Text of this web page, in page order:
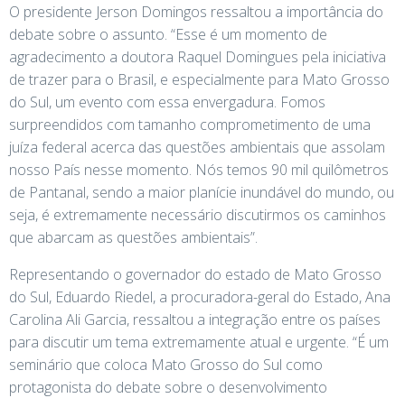
O presidente Jerson Domingos ressaltou a importância do
debate sobre o assunto. “Esse é um momento de
agradecimento a doutora Raquel Domingues pela iniciativa
de trazer para o Brasil, e especialmente para Mato Grosso
do Sul, um evento com essa envergadura. Fomos
surpreendidos com tamanho comprometimento de uma
juíza federal acerca das questões ambientais que assolam
nosso País nesse momento. Nós temos 90 mil quilômetros
de Pantanal, sendo a maior planície inundável do mundo, ou
seja, é extremamente necessário discutirmos os caminhos
que abarcam as questões ambientais”.
Representando o governador do estado de Mato Grosso
do Sul, Eduardo Riedel, a procuradora-geral do Estado, Ana
Carolina Ali Garcia, ressaltou a integração entre os países
para discutir um tema extremamente atual e urgente. “É um
seminário que coloca Mato Grosso do Sul como
protagonista do debate sobre o desenvolvimento